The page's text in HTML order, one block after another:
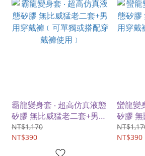
霸龍變身套 ‧ 超高仿真液態
矽膠 無比威猛老二套+男用
穿戴褲﹝可單獨或搭配穿戴
褲使用﹞
NT$1,170
NT$390
蠻龍變
矽膠 無
穿戴褲
褲使用﹞
NT$390